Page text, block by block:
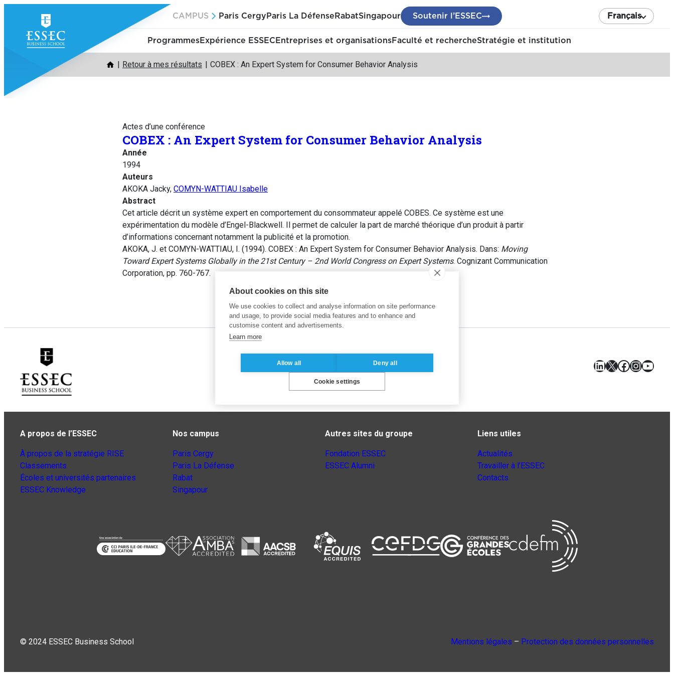
contenu
CAMPUS Paris Cergy Paris La Défense RabatSingapour Soutenir l’ESSEC Français
ProgrammesExpérience ESSEC Entreprises et organisationsFaculté et rechercheStratégie et institution
Retour à mes résultats COBEX : An Expert System for Consumer Behavior Analysis
Actes d’une conférence
COBEX : An Expert System for Consumer Behavior Analysis
Année
1994
Auteurs
AKOKA Jacky, COMYN-WATTIAU Isabelle
Abstract
Cet article décrit un système expert en comportement du consommateur appelé COBES. Ce système est une
expérimentation du modèle d’Engel-Blackwell. Il permet de calculer la part de marché théorique d’un produit à partir
d’informations concernant notamment la publicité et la promotion.
AKOKA, J. et COMYN-WATTIAU, I. (1994). COBEX : An Expert System for Consumer Behavior Analysis. Dans: Moving
Toward Expert Systems Globally in the 21st Century – 2nd World Congress on Expert Systems. Cognizant Communication
Corporation, pp. 760-767.
LinkedIn
X Facebook
A propos de l’ESSEC
À propos de la stratégie RISE
Classements
Écoles et universités partenaires
ESSEC Knowledge
Nos campus
Paris Cergy
Paris La Défense
Rabat
Singapour
Autres sites du groupe
Fondation ESSEC
ESSEC Alumni
Liens utiles
Actualités
Travailler à l’ESSEC
Contacts
© 2024 ESSEC Business School Mentions légales – Protection des données personnelles
About cookies on this site
We use cookies to collect and analyse information on site performance
and usage, to provide social media features and to enhance and
customise content and advertisements.
Learn more
Allow all Deny all
Cookie settings